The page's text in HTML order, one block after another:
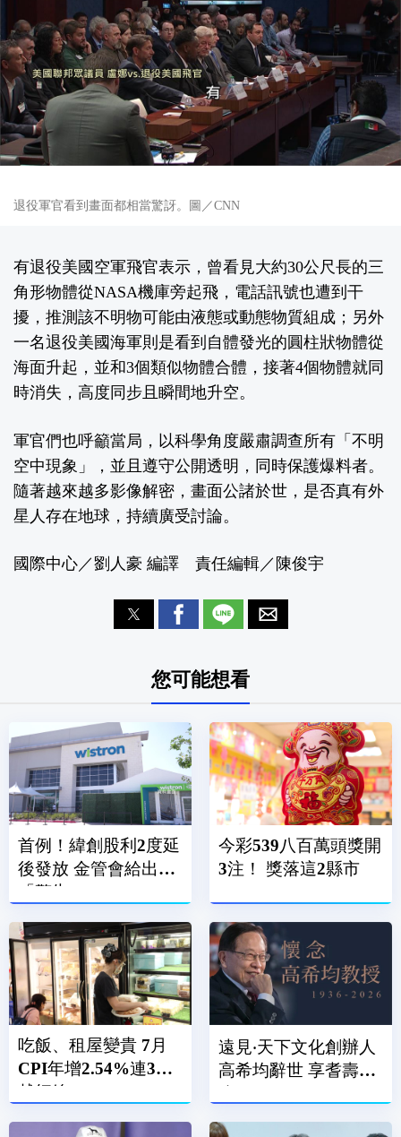
退役軍官看到畫面都相當驚訝。圖／CNN
有退役美國空軍飛官表示，曾看見大約30公尺長的三
角形物體從NASA機庫旁起飛，電話訊號也遭到干
擾，推測該不明物可能由液態或動態物質組成；另外
一名退役美國海軍則是看到自體發光的圓柱狀物體從
海面升起，並和3個類似物體合體，接著4個物體就同
時消失，高度同步且瞬間地升空。
軍官們也呼籲當局，以科學角度嚴肅調查所有「不明
空中現象」，並且遵守公開透明，同時保護爆料者。
隨著越來越多影像解密，畫面公諸於世，是否真有外
星人存在地球，持續廣受討論。
國際中心／劉人豪 編譯 責任編輯／陳俊宇
您可能想看
首例！緯創股利2度延
後發放 金管會給出
「警告」
今彩539八百萬頭獎開
3注！ 獎落這2縣市
吃飯、租屋變貴 7月
CPI年增2.54%連3月
越紅線
遠見‧天下文化創辦人
高希均辭世 享耆壽90